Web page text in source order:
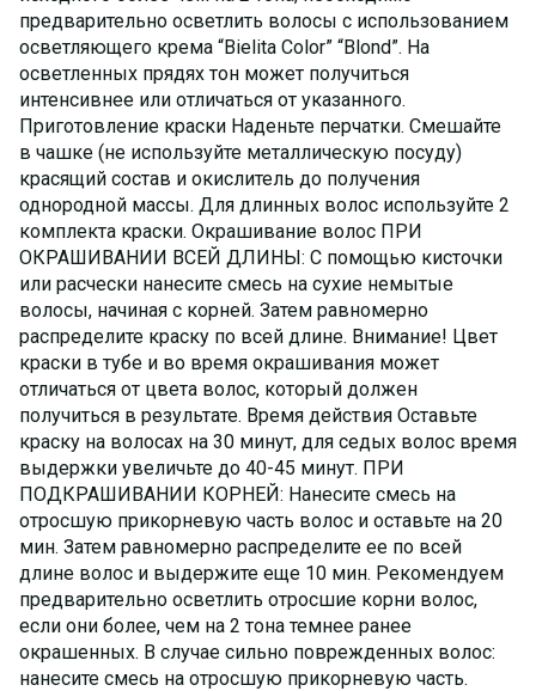
предварительно осветлить волосы с использованием
осветляющего крема “Bielita Color” “Blond”. На
осветленных прядях тон может получиться
интенсивнее или отличаться от указанного.
Приготовление краски Наденьте перчатки. Смешайте
в чашке (не используйте металлическую посуду)
красящий состав и окислитель до получения
однородной массы. Для длинных волос используйте 2
комплекта краски. Окрашивание волос ПРИ
ОКРАШИВАНИИ ВСЕЙ ДЛИНЫ: С помощью кисточки
или расчески нанесите смесь на сухие немытые
волосы, начиная с корней. Затем равномерно
распределите краску по всей длине. Внимание! Цвет
краски в тубе и во время окрашивания может
отличаться от цвета волос, который должен
получиться в результате. Время действия Оставьте
краску на волосах на 30 минут, для седых волос время
выдержки увеличьте до 40-45 минут. ПРИ
ПОДКРАШИВАНИИ КОРНЕЙ: Нанесите смесь на
отросшую прикорневую часть волос и оставьте на 20
мин. Затем равномерно распределите ее по всей
длине волос и выдержите еще 10 мин. Рекомендуем
предварительно осветлить отросшие корни волос,
если они более, чем на 2 тона темнее ранее
окрашенных. В случае сильно поврежденных волос:
нанесите смесь на отросшую прикорневую часть.